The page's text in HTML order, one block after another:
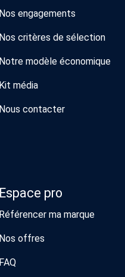
Nos engagements
Nos critères de sélection
Notre modèle économique
Kit média
Nous contacter
Espace pro
Référencer ma marque
Nos offres
FAQ